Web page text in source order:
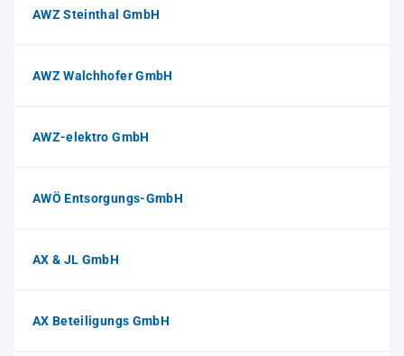
AWZ Steinthal GmbH
AWZ Walchhofer GmbH
AWZ-elektro GmbH
AWÖ Entsorgungs-GmbH
AX & JL GmbH
AX Beteiligungs GmbH